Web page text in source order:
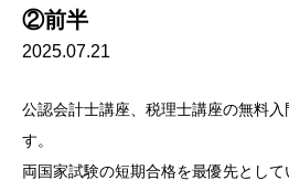
②前半
2025.07.21
公認会計士講座、税理士講座の無料
す。
両国家試験の短期合格を最優先とし